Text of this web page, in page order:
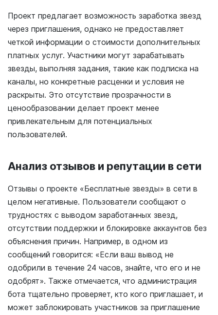
Проект предлагает возможность заработка звезд
через приглашения, однако не предоставляет
четкой информации о стоимости дополнительных
платных услуг. Участники могут зарабатывать
звезды, выполняя задания, такие как подписка на
каналы, но конкретные расценки и условия не
раскрыты. Это отсутствие прозрачности в
ценообразовании делает проект менее
привлекательным для потенциальных
пользователей.
Анализ отзывов и репутации в сети
Отзывы о проекте «Бесплатные звезды» в сети в
целом негативные. Пользователи сообщают о
трудностях с выводом заработанных звезд,
отсутствии поддержки и блокировке аккаунтов без
объяснения причин. Например, в одном из
сообщений говорится: «Если ваш вывод не
одобрили в течение 24 часов, знайте, что его и не
одобрят». Также отмечается, что администрация
бота тщательно проверяет, кто кого приглашает, и
может заблокировать участников за приглашение